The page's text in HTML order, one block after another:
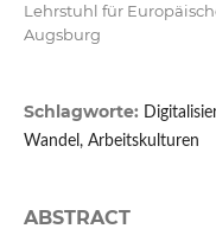
Lehrstuhl für
Augsburg
Schlagworte:
Wandel, Arbeitskulturen
ABSTRACT